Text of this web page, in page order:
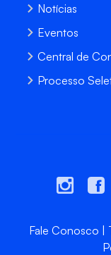
Notícias
Eventos
Central de
Processo
Fale Conosco